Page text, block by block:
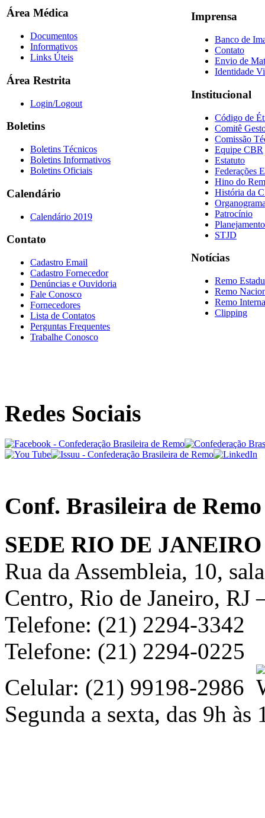
Área Médica
Documentos
Informativos
Links Úteis
Área Restrita
Login/Logout
Boletins
Boletins Técnicos
Boletins Informativos
Boletins Oficiais
Calendário
Calendário 2019
Contato
Cadastro Email
Cadastro Fornecedor
Denúncias e Ouvidoria
Fale Conosco
Fornecedores
Lista de Contatos
Perguntas Frequentes
Trabalhe Conosco
Imprensa
Banco de
Contato
Envio de
Identidade
Institucional
Código de
Comitê
Comissão
Equipe CBR
Estatuto
Federações
Hino do
História da
Patrocínio
STJD
Notícias
Remo
Remo
Remo
Clipping
Redes Sociais
Conf. Brasileira de Remo
SEDE RIO DE JANEIRO
Rua da Assembleia, 10,
Centro, Rio de Janeiro, RJ
Telefone: (21) 2294-3342
Telefone: (21) 2294-0225
Celular: (21) 99198-2986
Segunda a sexta, das 9h às